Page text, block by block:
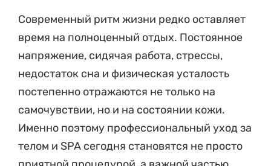
Современный ритм жизни редко оставляет
время на полноценный отдых. Постоянное
напряжение, сидячая работа, стрессы,
недостаток сна и физическая усталость
постепенно отражаются не только на
самочувствии, но и на состоянии кожи.
Именно поэтому профессиональный уход за
телом и SPA сегодня становятся не просто